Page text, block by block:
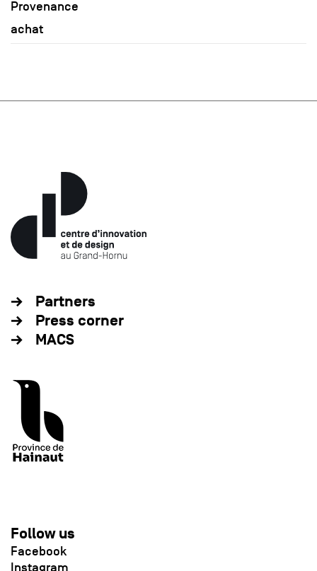
Provenance
achat
Partners
Press corner
MACS
Follow us
Facebook
Instagram